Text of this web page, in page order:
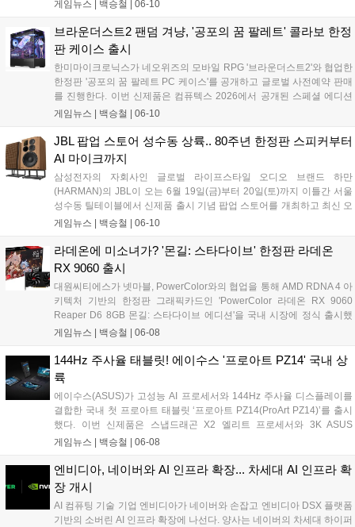
고성능 하드웨어를 통해 신작 게임의 프레임 방어 및 발열 제어 성능을
직접 검증하고 다양한 게임 이벤트와 참가자 전용 제품 구매 혜택을 누
릴 수 있다....
게임뉴스 | 백승철 06-10
브라운더스트2 팬덤 겨냥, '공포의 꿈 팔레트' 콜라보 한정
판 케이스 출시
한미마이크로닉스가 네오위즈의 모바일 RPG '브라운더스트2'와 협업한
한정판 '공포의 꿈 팔레트 PC 케이스'를 공개하고 글로벌 사전예약 판매
를 진행한다. 이번 신제품은 컴퓨텍스 2026에서 공개된 스페셜 에디션
으로, 인기 캐릭터의 일러스트를 제품 전반에 반영해 게이머의 시각적
며......
게임뉴스 | 백승철 06-10
JBL 팝업 스토어 성수동 상륙.. 80주년 한정판 스피커부터
AI 마이크까지
삼성전자의 자회사인 글로벌 라이프스타일 오디오 브랜드 하만
(HARMAN)의 JBL이 오는 6월 19일(금)부터 20일(토)까지 이틀간 서울
성수동 틸테이블에서 신제품 출시 기념 팝업 스토어를 개최하고 최신 오
디오 라인업을 대거 공개한다. 이번 행사에서 JBL은 브랜드 80주년을 기
콘텐츠 크리에이터의 음성 출력을 보조하는 AI 기반 마이크 2종을 선보
이며 청취 및 오디오 환경 중심의 브랜드 경험을 제공할 예정이다....
게임뉴스 | 백승철 06-10
라데온에 미소녀가? '몬길: 스타다이브' 한정판 라데온
RX 9060 출시
대원씨티에스가 넷마블, PowerColor와의 협업을 통해 AMD RDNA 4 아
키텍처 기반의 한정판 그래픽카드인 'PowerColor 라데온 RX 9060
Reaper D6 8GB 몬길: 스타다이브 에디션'을 국내 시장에 정식 출시했
다. 이번 신제품은 넷마블의 신작 게임 '몬길: 스타 다이브' IP를 패키징과
클럭 2990MHz 스펙과 컴팩트한 설계를 갖춰, 실속 있는 게이밍 성능을
원하거나 소형 PC 환경을 구축하려는 코어 게이머층의 접근성을 넓힌
것이 특징이다....
게임뉴스 | 백승철 06-08
144Hz 주사율 태블릿! 에이수스 '프로아트 PZ14' 국내 상
륙
에이수스(ASUS)가 고성능 AI 프로세서와 144Hz 주사율 디스플레이를
결합한 국내 첫 프로아트 태블릿 ‘프로아트 PZ14(ProArt PZ14)’를 출시
했다. 이번 신제품은 스냅드래곤 X2 엘리트 프로세서와 3K ASUS
Lumina Pro OLED 디스플레이를 탑재해 고해상도 그래픽 작업과 부드
1TB PCIe 4.0 SSD를 바탕으로 안정적인 구동 환경을 제공하며, 온디바
이스 AI 기능 처리를 위한 최대 80 TOPS 성능의 NPU를 갖췄다....
게임뉴스 | 백승철 06-08
엔비디아, 네이버와 AI 인프라 확장... 차세대 AI 인프라 확
장 개시
AI 컴퓨팅 기술 기업 엔비디아가 네이버와 손잡고 엔비디아 DSX 플랫폼
기반의 소버린 AI 인프라 확장에 나선다. 양사는 네이버의 차세대 하이퍼